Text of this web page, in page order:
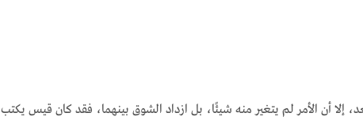
إلا أن الأمر لم يتغير منه شيئًا، بل ازداد الشوق بينهما، فقد كان قيس يكتب